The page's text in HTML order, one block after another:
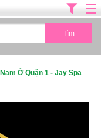
Ở Quận 1 - Jay Spa